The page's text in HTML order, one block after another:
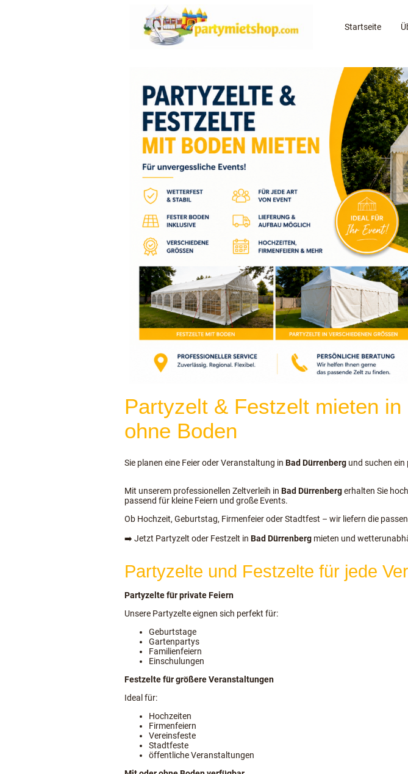
Startseite
Partyzelt & Festzelt mieten
ohne Boden
Sie planen eine Feier oder Veranstaltung in Bad Dürrenberg und suchen
Mit unserem professionellen Zeltverleih in Bad Dürrenbergerhalten Sie
passend für kleine Feiern und große Events.
Ob Hochzeit, Geburtstag, Firmenfeier oder Stadtfest – wir liefern die
➡️ Jetzt Partyzelt oder Festzelt in Bad Dürrenberg mieten und
Partyzelte und Festzelte für jede
Partyzelte für private Feiern
Unsere Partyzelte eignen sich perfekt für:
Geburtstage
Gartenpartys
Familienfeiern
Einschulungen
Festzelte für größere Veranstaltungen
Ideal für:
Hochzeiten
Firmenfeiern
Vereinsfeste
Stadtfeste
öffentliche Veranstaltungen